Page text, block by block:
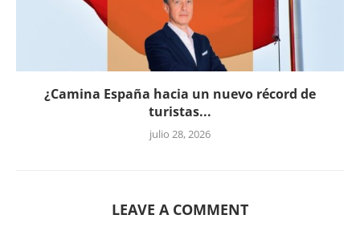
¿Camina España hacia un nuevo récord de
turistas...
julio 28, 2026
LEAVE A COMMENT